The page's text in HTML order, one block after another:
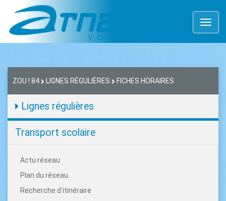
ZOU ! 84 LIGNES RÉGULIÈRES FICHES HORAIRES
Lignes régulières
Transport scolaire
Actu réseau
Plan du réseau
Recherche d'itinéraire